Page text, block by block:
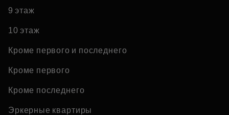
9 этаж
10 этаж
Кроме первого и последнего
Кроме первого
Кроме последнего
Эркерные квартиры